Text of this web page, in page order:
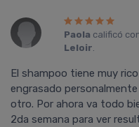
Paola calificó
Leloir.
El shampoo tiene muy
engrasado
otro. Por ahora va todo
2da semana para ver